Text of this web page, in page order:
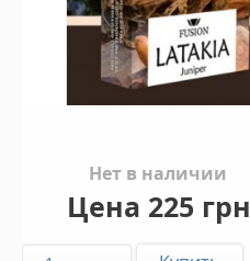
Нет в наличии
Цена 225 грн